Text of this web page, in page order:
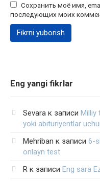
Сохранить моё имя,
последующих моих
Eng yangi fikrlar
Sevara к записи Milliy
yoki abituriyentlar
Mehriban к записи 6-
onlayn test
R к записи Eng sara